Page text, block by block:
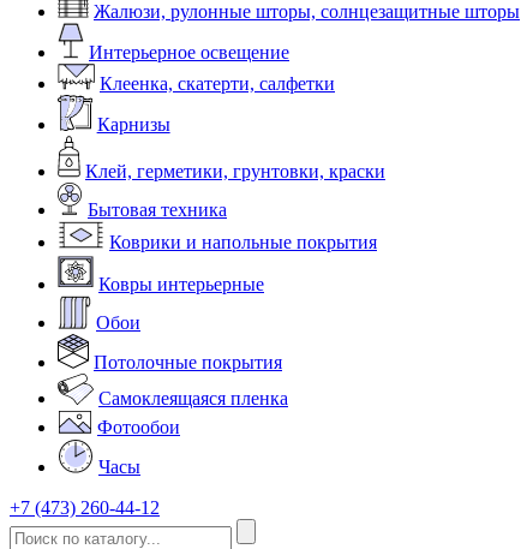
Жалюзи, рулонные шторы, солнцезащитные шторы
Интерьерное освещение
Клеенка, скатерти, салфетки
Карнизы
Клей, герметики, грунтовки, краски
Бытовая техника
Коврики и напольные покрытия
Ковры интерьерные
Обои
Потолочные покрытия
Самоклеящаяся пленка
Фотообои
Часы
+7 (473) 260-44-12